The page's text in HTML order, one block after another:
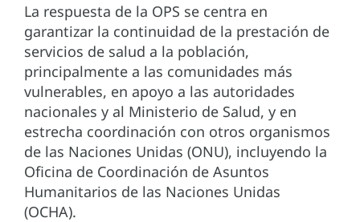
La respuesta de la OPS se centra en
garantizar la continuidad de la prestación de
servicios de salud a la población,
principalmente a las comunidades más
vulnerables, en apoyo a las autoridades
nacionales y al Ministerio de Salud, y en
estrecha coordinación con otros organismos
de las Naciones Unidas (ONU), incluyendo la
Oficina de Coordinación de Asuntos
Humanitarios de las Naciones Unidas
(OCHA).